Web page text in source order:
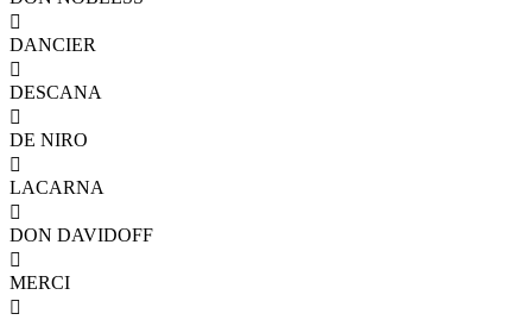

DANCIER

DESCANA

DE NIRO

LACARNA

DON DAVIDOFF

MERCI
